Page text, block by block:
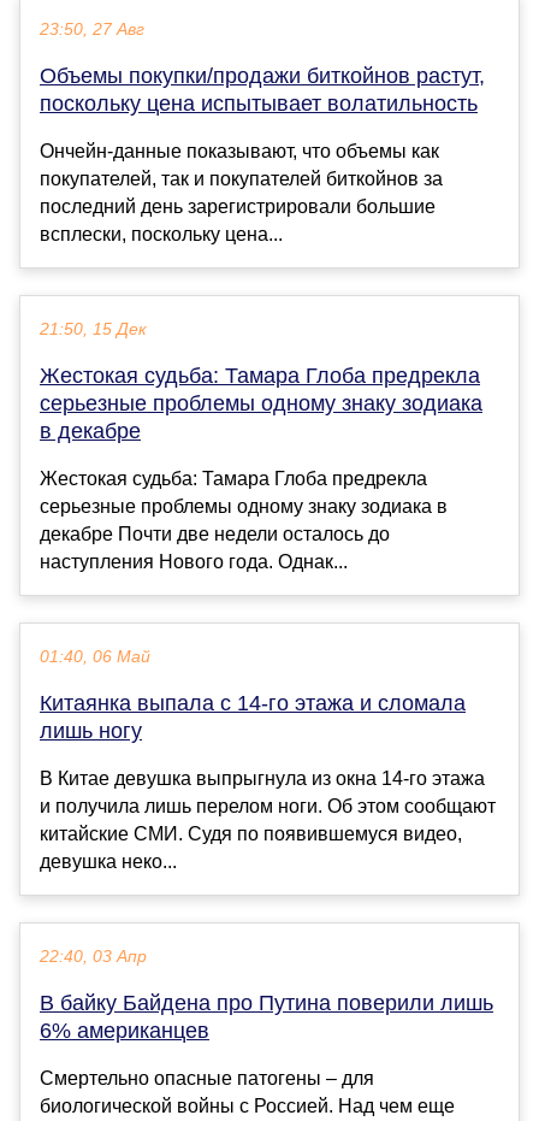
23:50, 27 Авг
Объемы покупки/продажи биткойнов растут,
поскольку цена испытывает волатильность
Ончейн-данные показывают, что объемы как
покупателей, так и покупателей биткойнов за
последний день зарегистрировали большие
всплески, поскольку цена...
21:50, 15 Дек
Жестокая судьба: Тамара Глоба предрекла
серьезные проблемы одному знаку зодиака
в декабре
Жестокая судьба: Тамара Глоба предрекла
серьезные проблемы одному знаку зодиака в
декабре Почти две недели осталось до
наступления Нового года. Однак...
01:40, 06 Май
Китаянка выпала с 14-го этажа и сломала
лишь ногу
В Китае девушка выпрыгнула из окна 14-го этажа
и получила лишь перелом ноги. Об этом сообщают
китайские СМИ. Судя по появившемуся видео,
девушка неко...
22:40, 03 Апр
В байку Байдена про Путина поверили лишь
6% американцев
Смертельно опасные патогены – для
биологической войны с Россией. Над чем еще